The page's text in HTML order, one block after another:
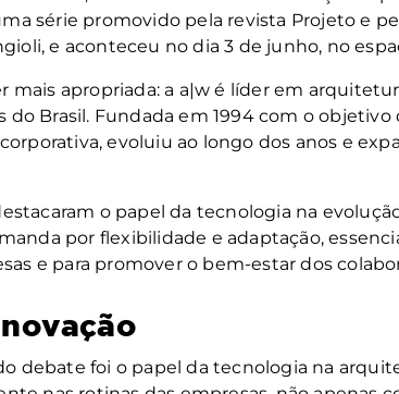
série promovido pela revista Projeto e
e aconteceu no dia 3 de junho, no
mais apropriada: a a|w é líder em
do Brasil. Fundada em 1994 com o
evoluiu ao longo dos anos e
o papel da tecnologia na
por flexibilidade e adaptação,
e para promover o bem-estar dos
debate foi o papel da tecnologia na